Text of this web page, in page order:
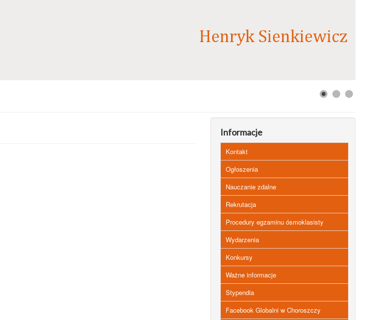
Informacje
Kontakt
Ogłoszenia
Nauczanie zdalne
Rekrutacja
Procedury egzaminu ósmoklasisty
Wydarzenia
Konkursy
Ważne informacje
Stypendia
Facebook Globalni w Choroszczy